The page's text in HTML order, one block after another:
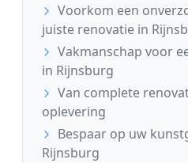
Voorkom een
juiste renovatie in
Vakmanschap voor
in Rijnsburg
Van complete
oplevering
Bespaar op uw
Rijnsburg